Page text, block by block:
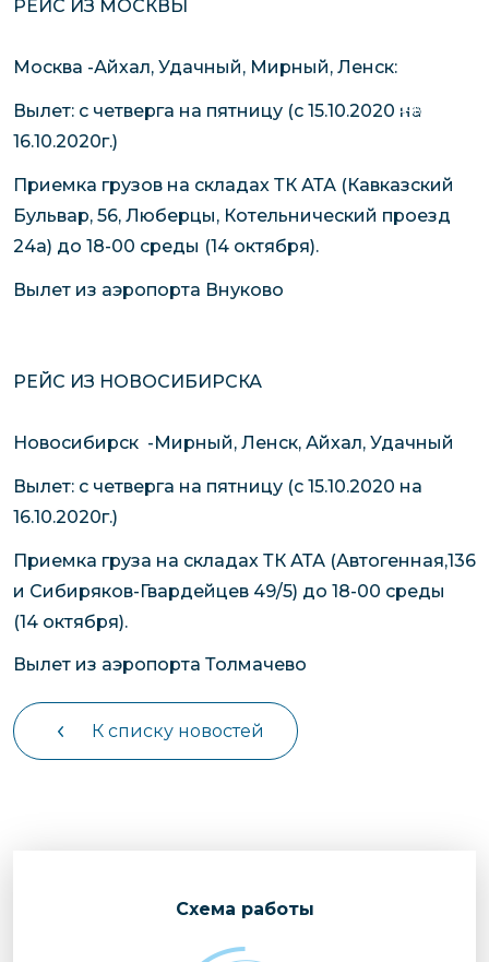
Заявка на
перевозки
Якутию
РЕЙС ИЗ МОСКВЫ
Москва -Айхал, Удачный, Мирный, Ленск:
Вылет: с четверга на пятницу (с 15.10.2020 на
16.10.2020г.)
Приемка грузов на складах ТК АТА (Кавказский
Бульвар, 56, Люберцы, Котельнический проезд
24а) до 18-00 среды (14 октября).
Вылет из аэропорта Внуково
РЕЙС ИЗ НОВОСИБИРСКА
Новосибирск -Мирный, Ленск, Айхал, Удачный
Вылет: с четверга на пятницу (с 15.10.2020 на
16.10.2020г.)
Приемка груза на складах ТК АТА (Автогенная,136
и Сибиряков-Гвардейцев 49/5) до 18-00 среды
(14 октября).
Вылет из аэропорта Толмачево
К списку новостей
Cхема работы